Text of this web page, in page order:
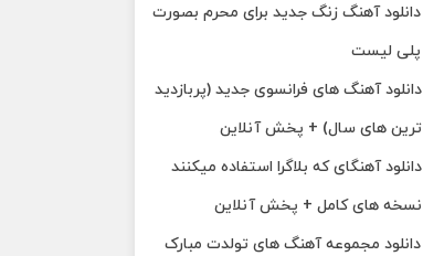
دانلود آهنگ زنگ جدید برای محرم بصورت
پلی لیست
دانلود آهنگ های فرانسوی جدید (پربازدید
ترین های سال) + پخش آنلاین
دانلود آهنگای که بلاگرا استفاده میکنند
نسخه های کامل + پخش آنلاین
دانلود مجموعه آهنگ های تولدت مبارک